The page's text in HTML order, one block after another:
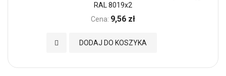
RAL 8019x2
Cena: 9,56 zł
DODAJ DO KOSZYKA
Dodaj do Ulubionych